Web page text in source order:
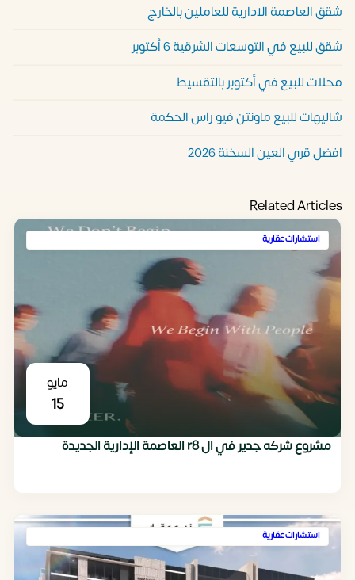
شقق العاصمة الادارية للعاملين بالخارج
شقق للبيع في التوسعات الشرقية 6 أكتوبر
محلات للبيع في أكتوبر بالتقسيط
شاليهات للبيع ماونتن فيو راس الحكمة
افضل قري العين السخنة 2026
Related Articles
استشارات عقارية
مايو
15
مشروع شركه جدير في ال r8 العاصمة الإدارية الجديدة
استشارات عقارية